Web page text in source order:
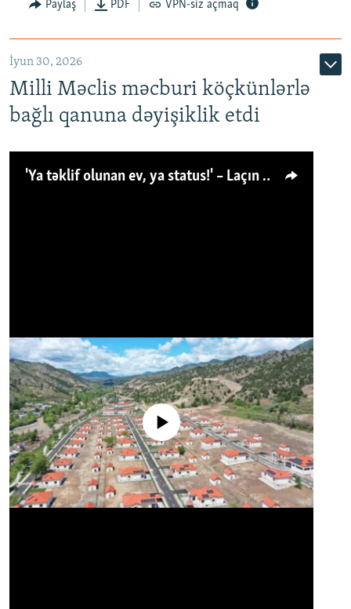
Paylaş PDF VPN-siz açmaq
İyun 30, 2026
Milli Məclis məcburi köçkünlərlə
bağlı qanuna dəyişiklik etdi
'Ya təklif olunan ev, ya status!' – Laçın köçkünü: 'Laçından başqa heç hara!'
No media source currently available